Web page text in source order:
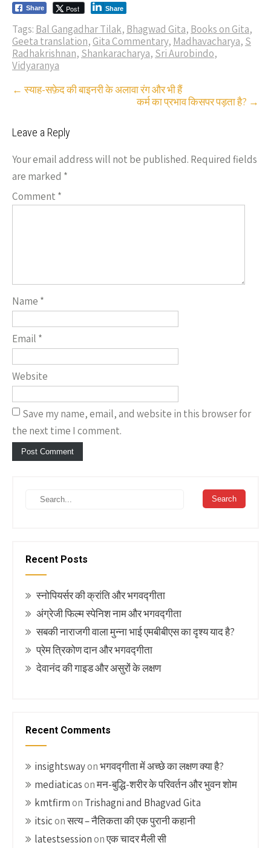
Share Post Share
Tags: Bal Gangadhar Tilak, Bhagwad Gita, Books on Gita,
Geeta translation, Gita Commentary, Madhavacharya, S
Radhakrishnan, Shankaracharya, Sri Aurobindo,
Vidyaranya
Post
← स्याह-सफ़ेद की बाइनरी के अलावा रंग और भी हैं
कर्म का प्रभाव किसपर पड़ता है? →
Leave a Reply
Your email address will not be published. Required fields
are marked *
Comment *
Name *
Email *
Website
Save my name, email, and website in this browser for
the next time I comment.
Recent Posts
स्नोपियर्सर की क्रांति और भगवद्गीता
अंग्रेजी फिल्म स्पेनिश नाम और भगवद्गीता
सबकी नाराजगी वाला मुन्ना भाई एमबीबीएस का दृश्य याद है?
प्रेम त्रिकोण दान और भगवद्गीता
देवानंद की गाइड और असुरों के लक्षण
Recent Comments
insightswayonभगवद्गीता में अच्छे का लक्षण क्या है?
mediaticasonमन-बुद्धि-शरीर के परिवर्तन और भुवन शोम
kmtfirmon Trishagni and Bhagvad Gita
itsiconसत्य – नैतिकता की एक पुरानी कहानी
latestsessiononएक चादर मैली सी